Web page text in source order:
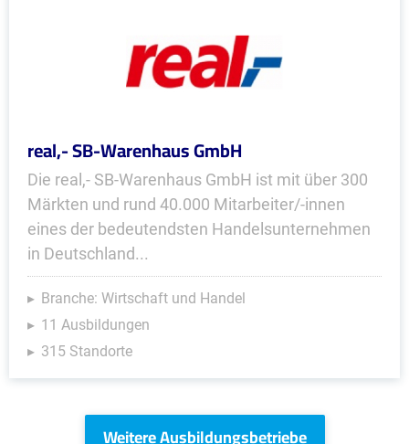
real,- SB-Warenhaus GmbH
Die real,- SB-Warenhaus GmbH ist mit über 300
Märkten und rund 40.000 Mitarbeiter/-innen
eines der bedeutendsten Handelsunternehmen
in Deutschland...
Branche: Wirtschaft und Handel
11 Ausbildungen
315 Standorte
Weitere Ausbildungsbetriebe